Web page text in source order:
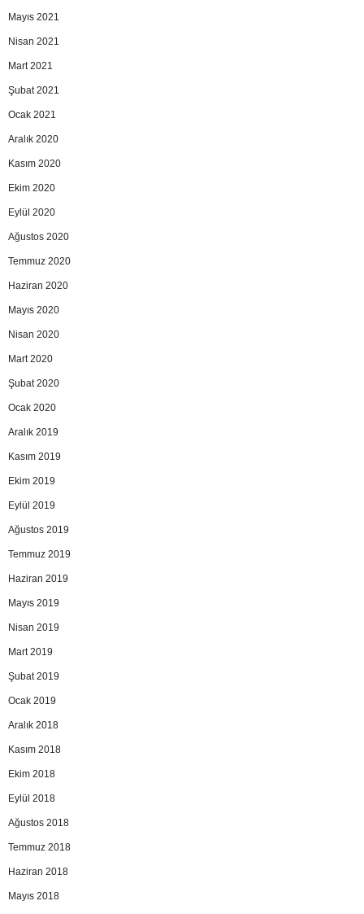
Mayıs 2021
Nisan 2021
Mart 2021
Şubat 2021
Ocak 2021
Aralık 2020
Kasım 2020
Ekim 2020
Eylül 2020
Ağustos 2020
Temmuz 2020
Haziran 2020
Mayıs 2020
Nisan 2020
Mart 2020
Şubat 2020
Ocak 2020
Aralık 2019
Kasım 2019
Ekim 2019
Eylül 2019
Ağustos 2019
Temmuz 2019
Haziran 2019
Mayıs 2019
Nisan 2019
Mart 2019
Şubat 2019
Ocak 2019
Aralık 2018
Kasım 2018
Ekim 2018
Eylül 2018
Ağustos 2018
Temmuz 2018
Haziran 2018
Mayıs 2018